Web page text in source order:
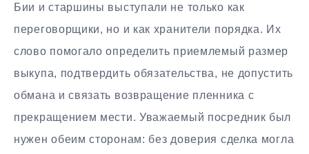
Бии и старшины выступали не только как
переговорщики, но и как хранители порядка. Их
слово помогало определить приемлемый размер
выкупа, подтвердить обязательства, не допустить
обмана и связать возвращение пленника с
прекращением мести. Уважаемый посредник был
нужен обеим сторонам: без доверия сделка могла